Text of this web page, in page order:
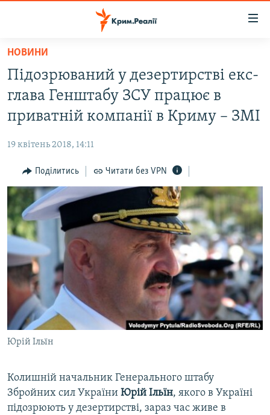
Перейти
основного
матеріалу
до
основної
Перейти
до
пошуку
ВОДА.КРИМ
ВІДЕО ТА ФОТО
БЛОГИ
ПОГЛЯД
ІНТЕРВ'Ю
ВСЕ ЗА ДЕНЬ
СПЕЦПРОЕКТИ
ДЕПОРТАЦІЯ
ВІДЕОУРОКИ «ELIFBE»
СВІДЧЕННЯ ОКУПАЦІЇ
УКРАЇНСЬКА ПРОБЛЕМА КРИМУ
ІНФОГРАФІКА
ЯК ОБІЙТИ БЛОКУВАННЯ
Русский
Qırımtatar
ДОЛУЧАЙСЯ!
Усі сайти RFE/RL
НОВИНИ
Підозрюваний у дезертирстві екс-
глава Генштабу ЗСУ працює в
приватній компанії в Криму – ЗМІ
19 квітень 2018, 14:11
Поділитись Читати без VPN
Юрій Ільїн
Колишній начальник Генерального штабу
Збройних сил України Юрій Ільїн, якого в Україні
підозрюють у дезертирстві, зараз час живе в